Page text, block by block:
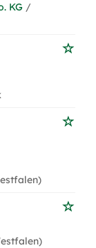
KG /